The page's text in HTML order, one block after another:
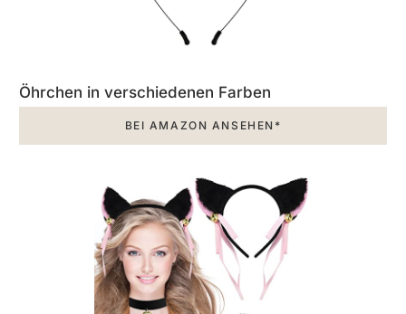
Öhrchen in verschiedenen Farben
BEI AMAZON ANSEHEN*